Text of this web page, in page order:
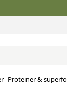
Proteiner &